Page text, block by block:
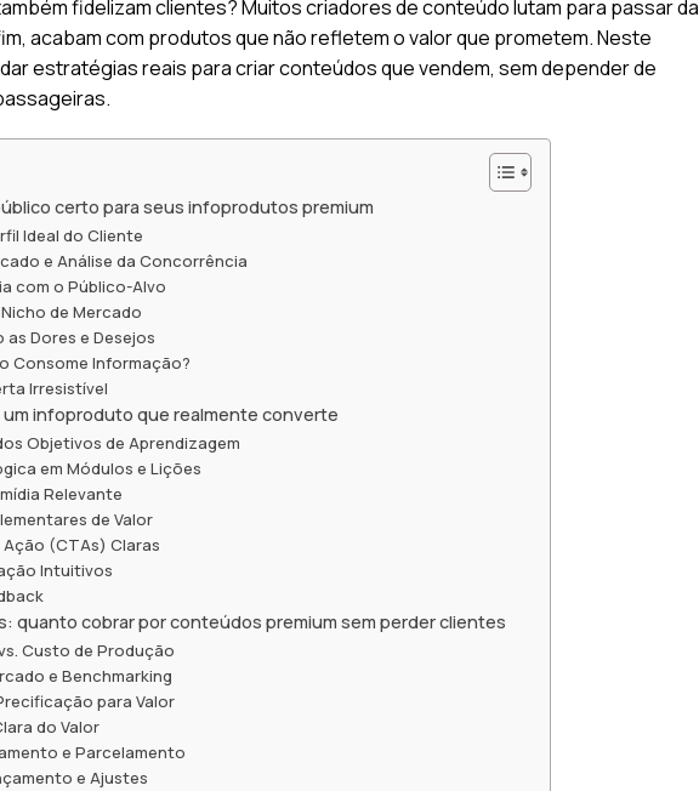
fidelizam clientes? Muitos criadores de conteúdo lutam para passar da
acabam com produtos que não refletem o valor que prometem. Neste
estratégias reais para criar conteúdos que vendem, sem depender de
certo para seus infoprodutos premium
Ideal do Cliente
e Análise da Concorrência
com o Público-Alvo
de Mercado
Dores e Desejos
Consome Informação?
Irresistível
um infoproduto que realmente converte
Objetivos de Aprendizagem
em Módulos e Lições
Relevante
de Valor
(CTAs) Claras
Intuitivos
quanto cobrar por conteúdos premium sem perder clientes
Custo de Produção
e Benchmarking
para Valor
do Valor
e Parcelamento
e Ajustes